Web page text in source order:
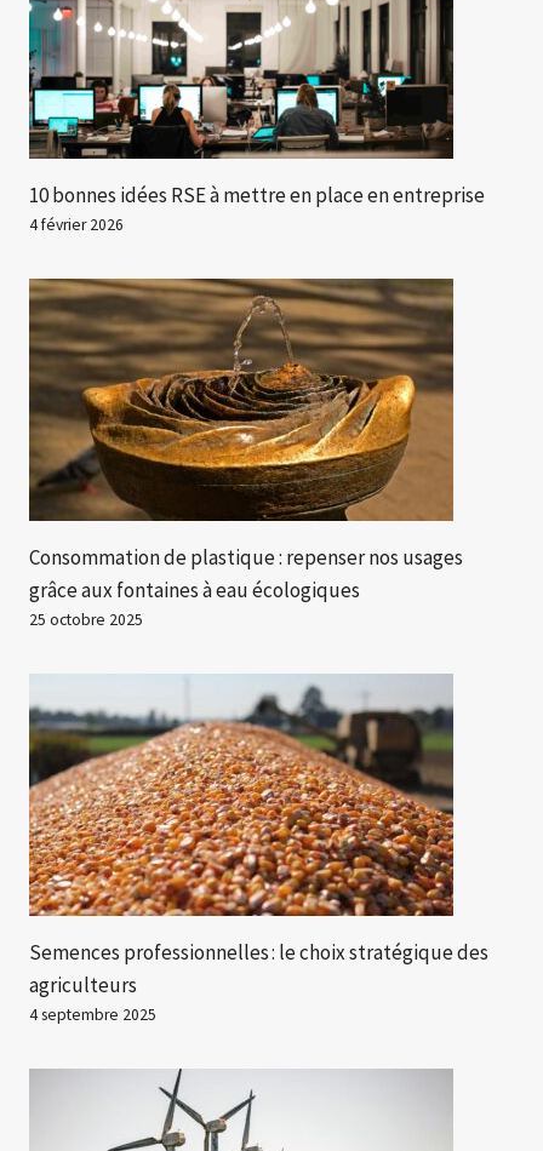
10 bonnes idées RSE à mettre en place en entreprise
4 février 2026
Consommation de plastique : repenser nos usages
grâce aux fontaines à eau écologiques
25 octobre 2025
Semences professionnelles : le choix stratégique des
agriculteurs
4 septembre 2025